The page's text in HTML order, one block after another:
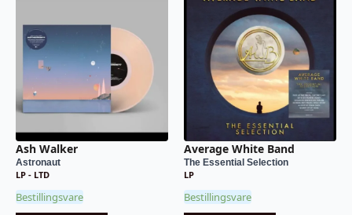
Ash Walker
Astronaut
LP - LTD
Bestillingsvare
Average White Band
The Essential Selection
LP
Bestillingsvare